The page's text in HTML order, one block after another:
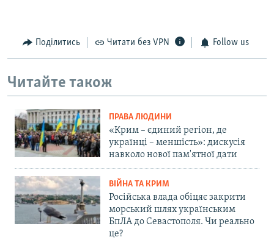
Поділитись Читати без VPN Follow us
Читайте також
ПРАВА ЛЮДИНИ
«Крим – єдиний регіон, де
українці – меншість»: дискусія
навколо нової пам'ятної дати
ВІЙНА ТА КРИМ
Російська влада обіцяє закрити
морський шлях українським
БпЛА до Севастополя. Чи реально
це?